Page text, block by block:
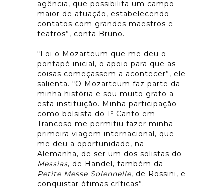
agência, que possibilita um campo
maior de atuação, estabelecendo
contatos com grandes maestros e
teatros”, conta Bruno.
“Foi o Mozarteum que me deu o
pontapé inicial, o apoio para que as
coisas começassem a acontecer”, ele
salienta. “O Mozarteum faz parte da
minha história e sou muito grato a
esta instituição. Minha participação
como bolsista do 1º Canto em
Trancoso me permitiu fazer minha
primeira viagem internacional, que
me deu a oportunidade, na
Alemanha, de ser um dos solistas do
Messias, de Händel, também da
Petite Messe Solennelle, de Rossini, e
conquistar ótimas críticas”.